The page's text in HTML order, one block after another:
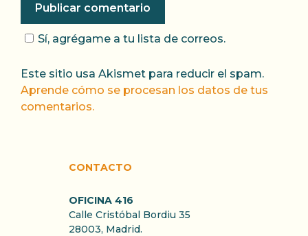
Sí, agrégame a tu lista de correos.
Este sitio usa Akismet para reducir el spam.
Aprende cómo se procesan los datos de tus
comentarios.
CONTACTO
OFICINA 416
Calle Cristóbal Bordiu 35
28003, Madrid.